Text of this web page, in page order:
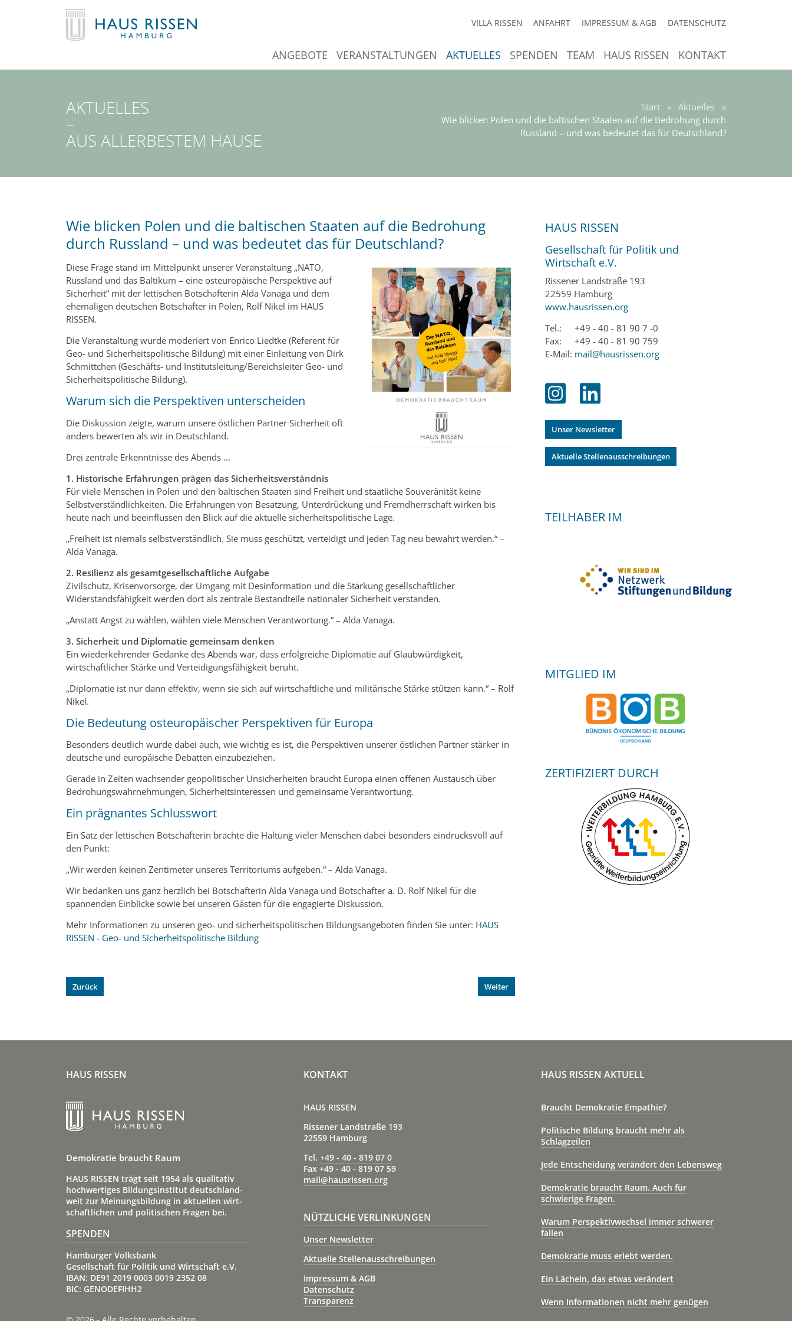
VILLA RISSEN ANFAHRT IMPRESSUM & AGB DATENSCHUTZ
ANGEBOTE VERANSTALTUNGEN AKTUELLES SPENDEN TEAM HAUS RISSEN KONTAKT
AKTUELLES
–
AUS ALLERBESTEM HAUSE
Start » Aktuelles
»
Wie blicken Polen und die baltischen Staaten auf die Bedrohung durch
Russland – und was bedeutet das für Deutschland?
Wie blicken Polen und die baltischen Staaten auf die Bedrohung
durch Russland – und was bedeutet das für Deutschland?
Diese Frage stand im Mittelpunkt unserer Veranstaltung „NATO,
Russland und das Baltikum – eine osteuropäische Perspektive auf
Sicherheit“ mit der lettischen Botschafterin Alda Vanaga und dem
ehemaligen deutschen Botschafter in Polen, Rolf Nikel im HAUS
RISSEN.
Die Veranstaltung wurde moderiert von Enrico Liedtke (Referent für
Geo- und Sicherheitspolitische Bildung) mit einer Einleitung von Dirk
Schmittchen (Geschäfts- und Institutsleitung/Bereichsleiter Geo- und
Sicherheitspolitische Bildung).
Warum sich die Perspektiven unterscheiden
Die Diskussion zeigte, warum unsere östlichen Partner Sicherheit oft
anders bewerten als wir in Deutschland.
Drei zentrale Erkenntnisse des Abends ...
1. Historische Erfahrungen prägen das Sicherheitsverständnis
Für viele Menschen in Polen und den baltischen Staaten sind Freiheit und staatliche Souveränität keine
Selbstverständlichkeiten. Die Erfahrungen von Besatzung, Unterdrückung und Fremdherrschaft wirken bis
heute nach und beeinflussen den Blick auf die aktuelle sicherheitspolitische Lage.
„Freiheit ist niemals selbstverständlich. Sie muss geschützt, verteidigt und jeden Tag neu bewahrt werden.“ –
Alda Vanaga.
2. Resilienz als gesamtgesellschaftliche Aufgabe
Zivilschutz, Krisenvorsorge, der Umgang mit Desinformation und die Stärkung gesellschaftlicher
Widerstandsfähigkeit werden dort als zentrale Bestandteile nationaler Sicherheit verstanden.
„Anstatt Angst zu wählen, wählen viele Menschen Verantwortung.“ – Alda Vanaga.
3. Sicherheit und Diplomatie gemeinsam denken
Ein wiederkehrender Gedanke des Abends war, dass erfolgreiche Diplomatie auf Glaubwürdigkeit,
wirtschaftlicher Stärke und Verteidigungsfähigkeit beruht.
„Diplomatie ist nur dann effektiv, wenn sie sich auf wirtschaftliche und militärische Stärke stützen kann.“ – Rolf
Nikel.
Die Bedeutung osteuropäischer Perspektiven für Europa
Besonders deutlich wurde dabei auch, wie wichtig es ist, die Perspektiven unserer östlichen Partner stärker in
deutsche und europäische Debatten einzubeziehen.
Gerade in Zeiten wachsender geopolitischer Unsicherheiten braucht Europa einen offenen Austausch über
Bedrohungswahrnehmungen, Sicherheitsinteressen und gemeinsame Verantwortung.
Ein prägnantes Schlusswort
Ein Satz der lettischen Botschafterin brachte die Haltung vieler Menschen dabei besonders eindrucksvoll auf
den Punkt:
„Wir werden keinen Zentimeter unseres Territoriums aufgeben.“ – Alda Vanaga.
Wir bedanken uns ganz herzlich bei Botschafterin Alda Vanaga und Botschafter a. D. Rolf Nikel für die
spannenden Einblicke sowie bei unseren Gästen für die engagierte Diskussion.
Mehr Informationen zu unseren geo- und sicherheitspolitischen Bildungsangeboten finden Sie unter: HAUS
RISSEN - Geo- und Sicherheitspolitische Bildung
Zurück Weiter
HAUS RISSEN
Gesellschaft für Politik und
Wirtschaft e.V.
Rissener Landstraße 193
22559 Hamburg
www.hausrissen.org
Tel.:
+49 - 40 - 81 90 7 -0
Fax:
+49 - 40 - 81 90 759
E-Mail: mail@hausrissen.org
Unser Newsletter
Aktuelle Stellenausschreibungen
TEILHABER IM
MITGLIED IM
ZERTIFIZIERT DURCH
HAUS RISSEN
Demokratie braucht Raum
HAUS RISSEN trägt seit 1954 als qualitativ
hoch­wertiges Bildungs­institut deutsch­land­
weit zur Meinungs­bildung in aktuellen wirt­
schaft­lichen und politischen Fragen bei.
SPENDEN
Hamburger Volksbank
Gesellschaft für Politik und Wirtschaft e.V.
IBAN: DE91 2019 0003 0019 2352 08
BIC: GENODEFIHH2
KONTAKT
HAUS RISSEN
Rissener Landstraße 193
22559 Hamburg
Tel.+49 - 40 - 819 07 0
Fax +49 - 40 - 819 07 59
mail@hausrissen.org
NÜTZLICHE VERLINKUNGEN
Unser Newsletter
Aktuelle Stellenausschreibungen
Impressum & AGB
Datenschutz
Transparenz
HAUS RISSEN AKTUELL
Braucht Demokratie Empathie?
Politische Bildung braucht mehr als
Schlagzeilen
Jede Entscheidung verändert den Lebensweg
Demokratie braucht Raum. Auch für
schwierige Fragen.
Warum Perspektivwechsel immer schwerer
fallen
Demokratie muss erlebt werden.
Ein Lächeln, das etwas verändert
Wenn Informationen nicht mehr genügen